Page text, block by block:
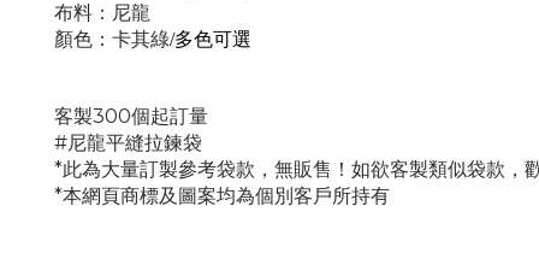
布料： 尼龍
顏色：卡其綠/多色可選
客製300個起訂量
#尼龍平縫拉鍊袋
*此為大量訂製參考袋款，無販售！如欲客製類似袋款，
*本網頁商標及圖案均為個別客戶所持有